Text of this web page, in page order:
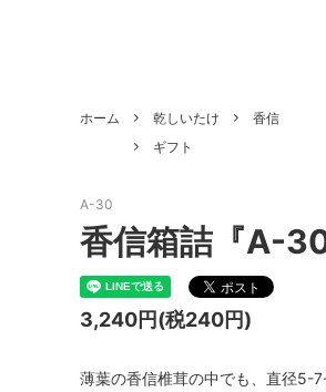
ホーム 乾しいたけ
香信
ギフト
A-30
香信箱詰『A-
3,240円(税240円)
薄葉の香信椎茸の中でも、直径5-